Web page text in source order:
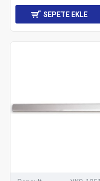
SEPETE EKLE